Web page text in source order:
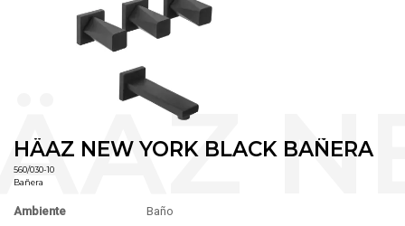
HÄAZ NEW YORK BLACK BAÑERA
560/030-10
Bañera
Ambiente
Baño